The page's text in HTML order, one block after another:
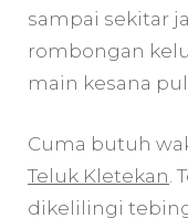
sampai sekitar
rombongan
main kesana
Cuma butuh
Teluk Kletekan .
dikelilingi tebing